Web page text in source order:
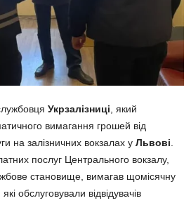
Укрзалізниці , який
вимагання грошей від
на залізничних вокзалах у Львові
послуг Центрального вокзалу,
становище, вимагав щомісячну
обслуговували відвідувачів